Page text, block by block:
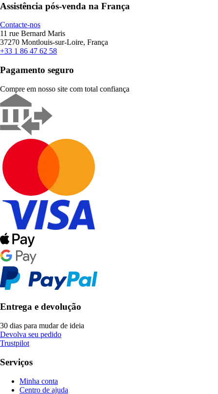
Assistência pós-venda na França
Contacte-nos
11 rue Bernard Maris
37270 Montlouis-sur-Loire, França
+33 1 86 47 62 58
Pagamento seguro
Compre em nosso site com total confiança
Entrega e devolução
30 dias para mudar de ideia
Devolva seu pedido
Trustpilot
Serviços
Minha conta
Centro de ajuda